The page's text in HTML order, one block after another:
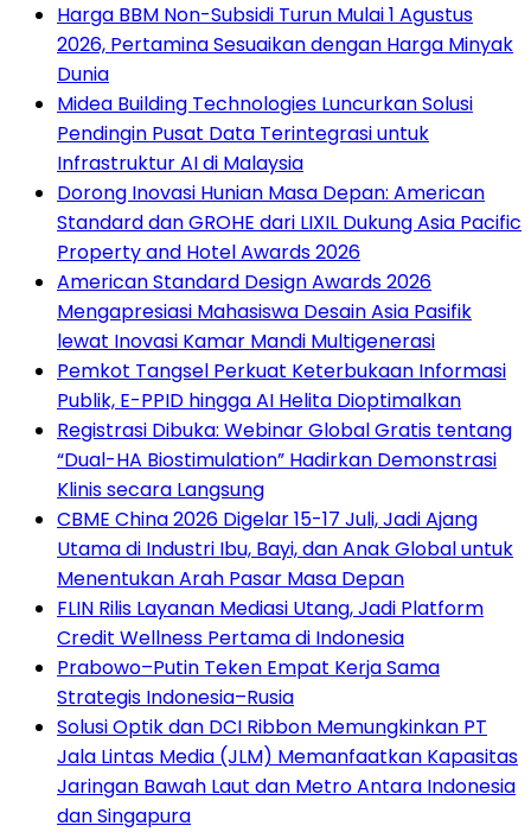
Harga BBM Non-Subsidi Turun Mulai 1 Agustus
2026, Pertamina Sesuaikan dengan Harga Minyak
Dunia
Midea Building Technologies Luncurkan Solusi
Pendingin Pusat Data Terintegrasi untuk
Infrastruktur AI di Malaysia
Dorong Inovasi Hunian Masa Depan: American
Standard dan GROHE dari LIXIL Dukung Asia Pacific
Property and Hotel Awards 2026
American Standard Design Awards 2026
Mengapresiasi Mahasiswa Desain Asia Pasifik
lewat Inovasi Kamar Mandi Multigenerasi
Pemkot Tangsel Perkuat Keterbukaan Informasi
Publik, E-PPID hingga AI Helita Dioptimalkan
Registrasi Dibuka: Webinar Global Gratis tentang
“Dual-HA Biostimulation” Hadirkan Demonstrasi
Klinis secara Langsung
CBME China 2026 Digelar 15-17 Juli, Jadi Ajang
Utama di Industri Ibu, Bayi, dan Anak Global untuk
Menentukan Arah Pasar Masa Depan
FLIN Rilis Layanan Mediasi Utang, Jadi Platform
Credit Wellness Pertama di Indonesia
Prabowo–Putin Teken Empat Kerja Sama
Strategis Indonesia–Rusia
Solusi Optik dan DCI Ribbon Memungkinkan PT
Jala Lintas Media (JLM) Memanfaatkan Kapasitas
Jaringan Bawah Laut dan Metro Antara Indonesia
dan Singapura